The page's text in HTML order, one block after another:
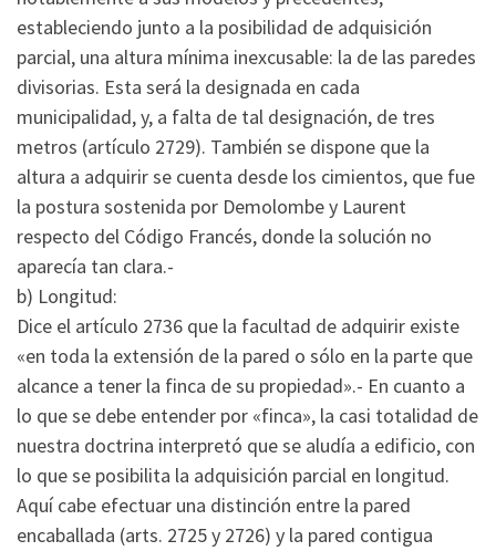
estableciendo junto a la posibilidad de adquisición
parcial, una altura mínima inexcusable: la de las paredes
divisorias. Esta será la designada en cada
municipalidad, y, a falta de tal designación, de tres
metros (artículo 2729). También se dispone que la
altura a adquirir se cuenta desde los cimientos, que fue
la postura sostenida por Demolombe y Laurent
respecto del Código Francés, donde la solución no
aparecía tan clara.-
b) Longitud:
Dice el artículo 2736 que la facultad de adquirir existe
«en toda la extensión de la pared o sólo en la parte que
alcance a tener la finca de su propiedad».- En cuanto a
lo que se debe entender por «finca», la casi totalidad de
nuestra doctrina interpretó que se aludía a edificio, con
lo que se posibilita la adquisición parcial en longitud.
Aquí cabe efectuar una distinción entre la pared
encaballada (arts. 2725 y 2726) y la pared contigua